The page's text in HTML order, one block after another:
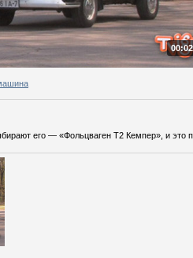
его — «Фольцваген Т2 Кемпер», и